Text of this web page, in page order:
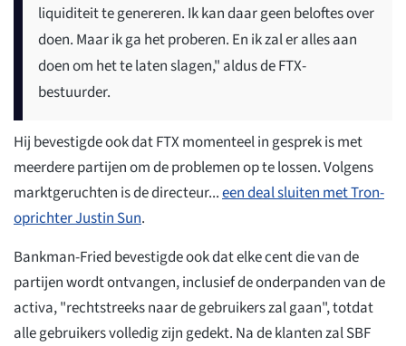
liquiditeit te genereren. Ik kan daar geen beloftes over
doen. Maar ik ga het proberen. En ik zal er alles aan
doen om het te laten slagen," aldus de FTX-
bestuurder.
Hij bevestigde ook dat FTX momenteel in gesprek is met
meerdere partijen om de problemen op te lossen. Volgens
marktgeruchten is de directeur...een deal sluiten met Tron-
oprichter Justin Sun.
Bankman-Fried bevestigde ook dat elke cent die van de
partijen wordt ontvangen, inclusief de onderpanden van de
activa, "rechtstreeks naar de gebruikers zal gaan", totdat
alle gebruikers volledig zijn gedekt. Na de klanten zal SBF